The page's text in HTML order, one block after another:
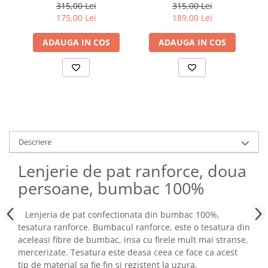
Bej
315,00 Lei
175,00 Lei
ADAUGA IN COS
Yadawa - Mustard
315,00 Lei
189,00 Lei
ADAUGA IN COS
Descriere
Lenjerie de pat ranforce, doua
persoane, bumbac 100%
Lenjeria de pat confectionata din bumbac 100%,
tesatura ranforce. Bumbacul ranforce, este o tesatura din
aceleasi fibre de bumbac, insa cu firele mult mai stranse,
mercerizate. Tesatura este deasa ceea ce face ca acest
tip de material sa fie fin si rezistent la uzura.